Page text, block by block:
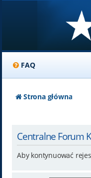
FAQ
Strona główna
Centralne Forum
Aby kontynuować